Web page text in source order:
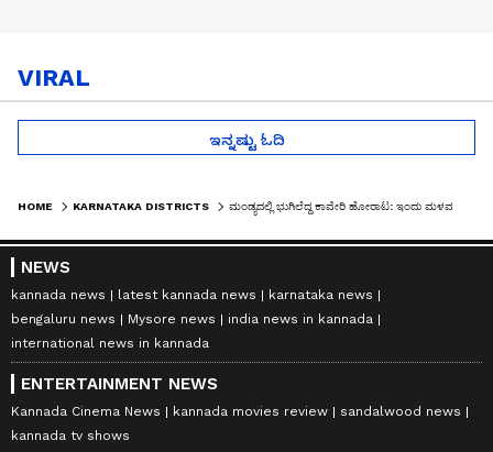
VIRAL
ಇನ್ನಷ್ಟು ಓದಿ
HOME KARNATAKA DISTRICTS
NEWS
kannada news latest kannada news
karnataka news
bengaluru news
Mysore news
india news in kannada
international news in kannada
ENTERTAINMENT NEWS
Kannada Cinema News kannada movies review
sandalwood news
kannada tv shows